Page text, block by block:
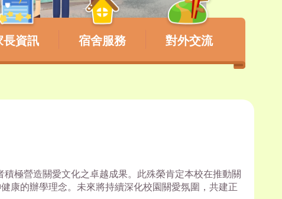
長資訊 宿舍服務 對外交流
極營造關愛文化之卓越成果。 此殊榮肯定本校在推動關
康的辦學理念。 未來將持續深化校園關愛氛圍，共建正